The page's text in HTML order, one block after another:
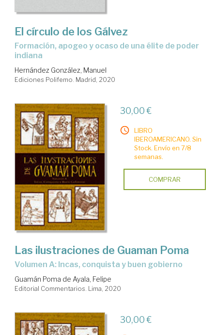
El círculo de los Gálvez
formación, apogeo y ocaso de una élite de poder
indiana
Hernández González, Manuel
Ediciones Polifemo. Madrid, 2020
30,00 €
LIBRO
IBEROAMERICANO. Sin
Stock. Envío en 7/8
semanas.
COMPRAR
Las ilustraciones de Guaman Poma
Volumen A: Incas, conquista y buen gobierno
Guamán Poma de Ayala, Felipe
Editorial Commentarios. Lima, 2020
30,00 €